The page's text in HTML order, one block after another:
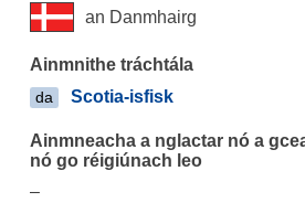
an Danmhairg
da Scotia-isfisk
–